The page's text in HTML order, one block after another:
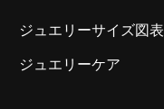
ジュエリーサイズ図表
ジュエリーケア